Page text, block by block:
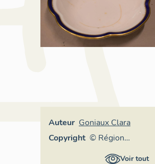
Auteur Goniaux Clara
Copyright © Région
Auvergne-Voir tout